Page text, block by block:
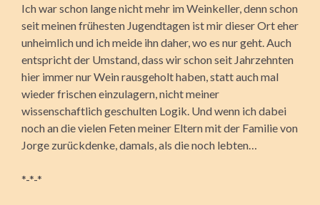
Ich war schon lange nicht mehr im Weinkeller, denn schon
seit meinen frühesten Jugendtagen ist mir dieser Ort eher
unheimlich und ich meide ihn daher, wo es nur geht. Auch
entspricht der Umstand, dass wir schon seit Jahrzehnten
hier immer nur Wein rausgeholt haben, statt auch mal
wieder frischen einzulagern, nicht meiner
wissenschaftlich geschulten Logik. Und wenn ich dabei
noch an die vielen Feten meiner Eltern mit der Familie von
Jorge zurückdenke, damals, als die noch lebten…
*-*-*